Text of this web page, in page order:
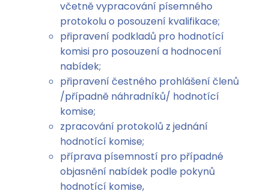
včetně vypracování písemného
protokolu o posouzení kvalifikace;
připravení podkladů pro hodnotící
komisi pro posouzení a hodnocení
nabídek;
připravení čestného prohlášení členů
/případně náhradníků/ hodnotící
komise;
zpracování protokolů z jednání
hodnotící komise;
příprava písemností pro případné
objasnění nabídek podle pokynů
hodnotící komise,